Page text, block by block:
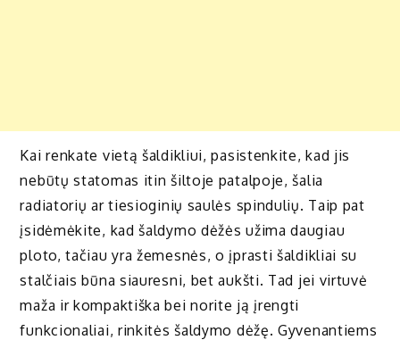
Kai renkate vietą šaldikliui, pasistenkite, kad jis
nebūtų statomas itin šiltoje patalpoje, šalia
radiatorių ar tiesioginių saulės spindulių. Taip pat
įsidėmėkite, kad šaldymo dėžės užima daugiau
ploto, tačiau yra žemesnės, o įprasti šaldikliai su
stalčiais būna siauresni, bet aukšti. Tad jei virtuvė
maža ir kompaktiška bei norite ją įrengti
funkcionaliai, rinkitės šaldymo dėžę. Gyvenantiems